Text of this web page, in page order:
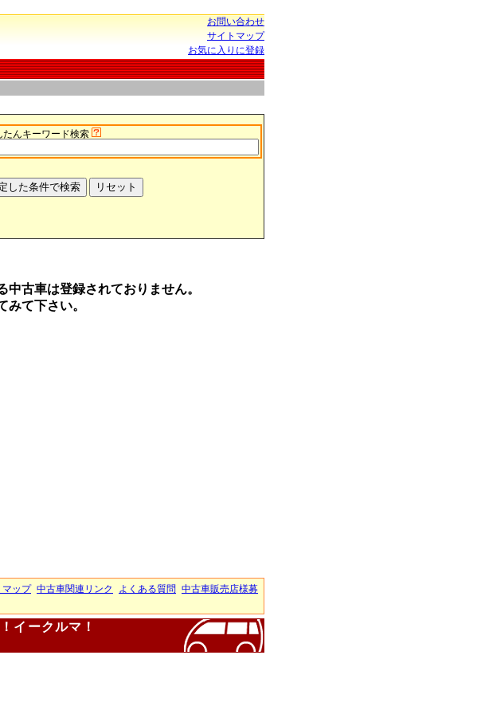
お問い合わせ
サイトマップ
お気に入りに登録
たんキーワード検索
中古車は登録されておりません。
て下さい。
マップ 中古車関連リンク よくある質問 中古車販売店様募
イークルマ！